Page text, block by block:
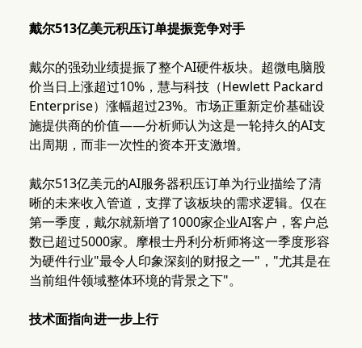
戴尔513亿美元积压订单提振竞争对手
戴尔的强劲业绩提振了整个AI硬件板块。超微电脑股
价当日上涨超过10%，慧与科技（Hewlett Packard
Enterprise）涨幅超过23%。市场正重新定价基础设
施提供商的价值——分析师认为这是一轮持久的AI支
出周期，而非一次性的资本开支激增。
戴尔513亿美元的AI服务器积压订单为行业描绘了清
晰的未来收入管道，支撑了该板块的需求逻辑。仅在
第一季度，戴尔就新增了1000家企业AI客户，客户总
数已超过5000家。摩根士丹利分析师将这一季度形容
为硬件行业"最令人印象深刻的财报之一"，"尤其是在
当前组件领域整体环境的背景之下"。
技术面指向进一步上行